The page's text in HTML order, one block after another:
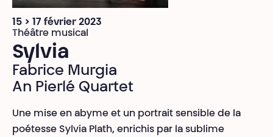
15 > 17 février 2023
Théâtre musical
Sylvia
Fabrice Murgia
An Pierlé Quartet
Une mise en abyme et un portrait sensible de la
poétesse Sylvia Plath, enrichis par la sublime